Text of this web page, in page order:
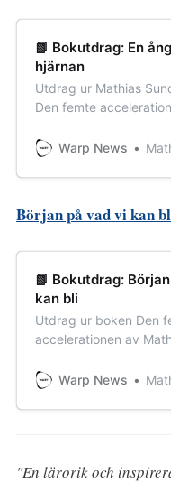
📗 Bokutdrag: En
hjärnan
Utdrag ur Mathias
Den femte
kan bli.Warp News
Början på vad vi kan
📗 Bokutdrag:
kan bli
Utdrag ur boken Den
accelerationen av
skapa framsteg. Det
måste gå hand i hand
Warp News
"En lärorik och